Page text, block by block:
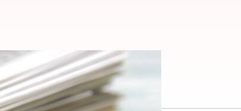
ఆఫ్‌లైన్ ఫామ్స్ విడుదల